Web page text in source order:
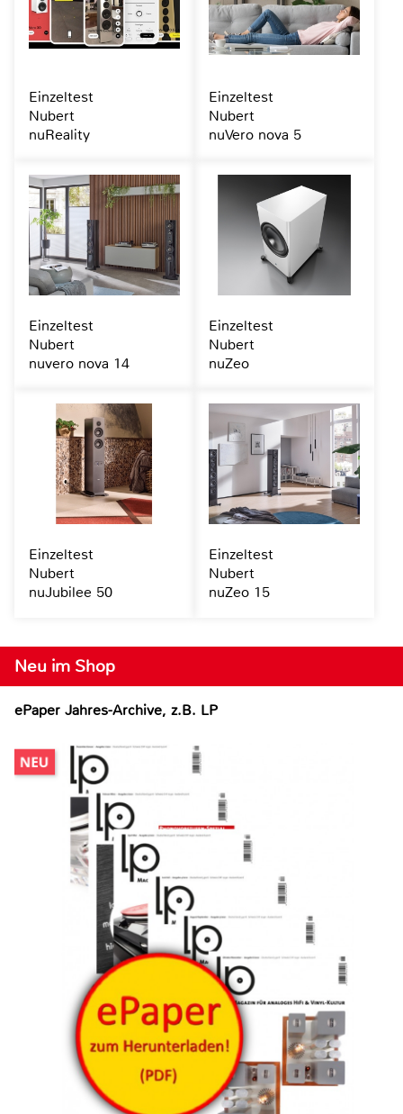
Neu im Shop
ePaper Jahres-Archive, z.B. LP
Einzeltest
Nubert
nuReality
Einzeltest
Nubert
nuVero nova 5
Einzeltest
Nubert
nuvero nova 14
Einzeltest
Nubert
nuZeo
Einzeltest
Nubert
nuJubilee 50
Einzeltest
Nubert
nuZeo 15